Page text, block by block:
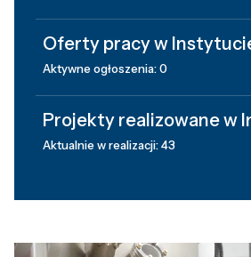
Oferty pracy w
Aktywne ogłoszenia: 0
Projekty realizowane w
Aktualnie w realizacji: 43